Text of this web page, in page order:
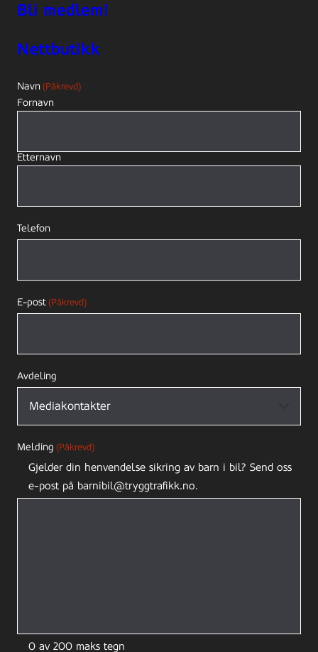
Bli medlem!
Nettbutikk
Navn (Påkrevd)
Fornavn
Etternavn
Telefon
E-post (Påkrevd)
Avdeling
Melding (Påkrevd)
Gjelder din henvendelse sikring av barn i bil? Send oss
e-post på barnibil@tryggtrafikk.no.
0 av 200 maks tegn